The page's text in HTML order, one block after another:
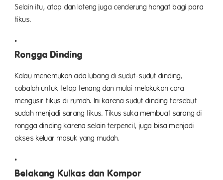
Selain itu, atap dan loteng juga cenderung hangat bagi para
tikus.
Rongga Dinding
Kalau menemukan ada lubang di sudut-sudut dinding,
cobalah untuk tetap tenang dan mulai melakukan cara
mengusir tikus di rumah. Ini karena sudut dinding tersebut
sudah menjadi sarang tikus. Tikus suka membuat sarang di
rongga dinding karena selain terpencil, juga bisa menjadi
akses keluar masuk yang mudah.
Belakang Kulkas dan Kompor